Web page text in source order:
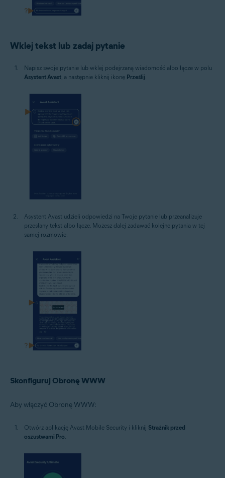
Wklej tekst lub zadaj pytanie
Napisz swoje pytanie lub wklej podejrzaną wiadomość albo łącze w polu
Asystent Avast, a następnie kliknij ikonę Prześlij.
Asystent Avast udzieli odpowiedzi na Twoje pytanie lub przeanalizuje
przesłany tekst albo łącze. Możesz dalej zadawać kolejne pytania w tej
samej rozmowie.
Skonfiguruj Obronę WWW
Aby włączyć Obronę WWW:
Otwórz aplikację Avast Mobile Security i kliknij Strażnik przed
oszustwami Pro.